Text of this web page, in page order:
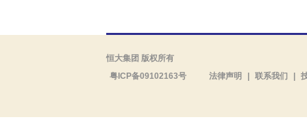
恒大集团 版权所有
粤ICP备09102163号
法律声明 联系我们